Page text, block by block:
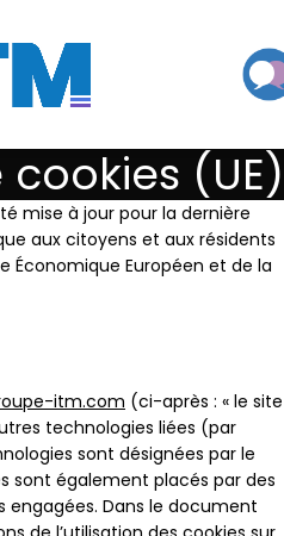
(UE)
mise à jour pour la dernière
aux citoyens et aux résidents
Économique Européen et de la
itm.com (ci-après : « le site
technologies liées (par
sont désignées par le
sont également placés par des
engagées. Dans le document